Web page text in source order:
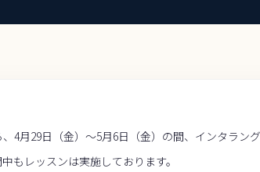
4月29日（金）～5月6日（金）の間、インタラン
もレッスンは実施しております。